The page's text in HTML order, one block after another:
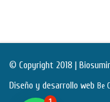
© Copyright 2018 |
Diseño y desarrollo web Be